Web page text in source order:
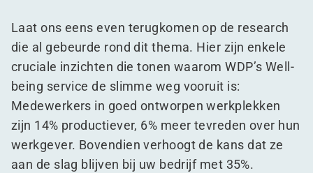
Laat ons eens even terugkomen op de research
die al gebeurde rond dit thema. Hier zijn enkele
cruciale inzichten die tonen waarom WDP’s Well-
being service de slimme weg vooruit is:
Medewerkers in goed ontworpen werkplekken
zijn 14% productiever, 6% meer tevreden over hun
werkgever. Bovendien verhoogt de kans dat ze
aan de slag blijven bij uw bedrijf met 35%.